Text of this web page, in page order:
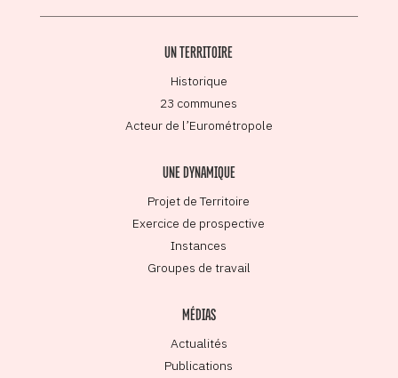
UN TERRITOIRE
Historique
23 communes
Acteur de l’Eurométropole
UNE DYNAMIQUE
Projet de Territoire
Exercice de prospective
Instances
Groupes de travail
MÉDIAS
Actualités
Publications